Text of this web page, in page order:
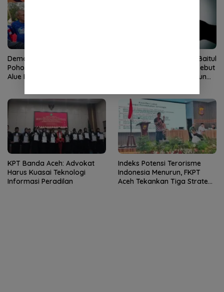
Demokrat Aceh Tanam
Pohon di Bantaran Sungai
Alue Naga, Ajak Masyarakat
Dugaan Pungli Bantuan Baitul
Mal Disorot, Pengamat Sebut
Biadab, APH Diminta Turun
KPT Banda Aceh: Advokat
Harus Kuasai Teknologi
Informasi Peradilan
Indeks Potensi Terorisme
Indonesia Menurun, FKPT
Aceh Tekankan Tiga Strategi